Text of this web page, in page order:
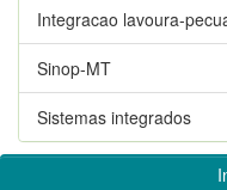
Integracao lavoura-
Sinop-MT
Sistemas integrados